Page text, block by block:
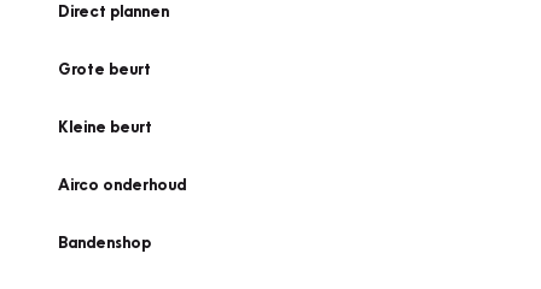
Direct plannen
Grote beurt
Kleine beurt
Airco onderhoud
Bandenshop